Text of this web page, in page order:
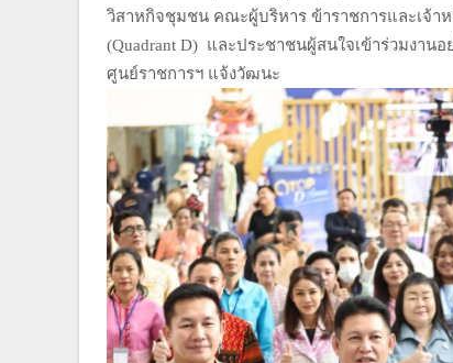
วิสาหกิจชุมชน คณะผู้บริหาร ข้าราชการและเจ้
(Quadrant D) และประชาชนผู้สนใจเข้าร่วมงา
ศูนย์ราชการฯ แจ้งวัฒนะ